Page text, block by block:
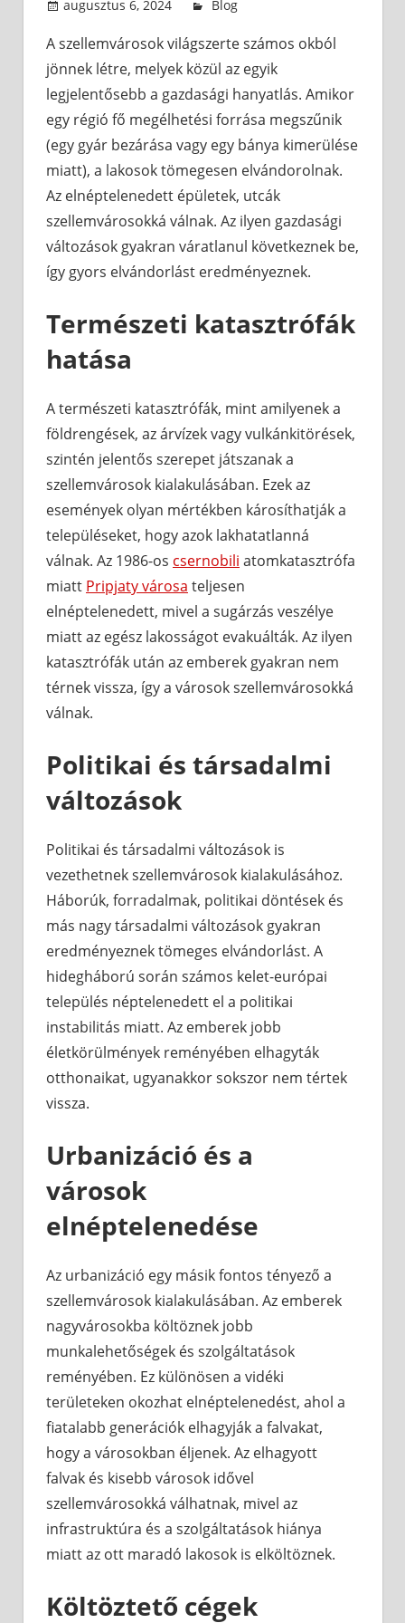
augusztus 6, 2024 admin
Blog
A szellemvárosok világszerte számos okból
jönnek létre, melyek közül az egyik
legjelentősebb a gazdasági hanyatlás. Amikor
egy régió fő megélhetési forrása megszűnik
(egy gyár bezárása vagy egy bánya kimerülése
miatt), a lakosok tömegesen elvándorolnak.
Az elnéptelenedett épületek, utcák
szellemvárosokká válnak. Az ilyen gazdasági
változások gyakran váratlanul következnek be,
így gyors elvándorlást eredményeznek.
Természeti katasztrófák
hatása
A természeti katasztrófák, mint amilyenek a
földrengések, az árvízek vagy vulkánkitörések,
szintén jelentős szerepet játszanak a
szellemvárosok kialakulásában. Ezek az
események olyan mértékben károsíthatják a
településeket, hogy azok lakhatatlanná
válnak. Az 1986-os csernobili atomkatasztrófa
miatt Pripjaty városa teljesen
elnéptelenedett, mivel a sugárzás veszélye
miatt az egész lakosságot evakuálták. Az ilyen
katasztrófák után az emberek gyakran nem
térnek vissza, így a városok szellemvárosokká
válnak.
Politikai és társadalmi
változások
Politikai és társadalmi változások is
vezethetnek szellemvárosok kialakulásához.
Háborúk, forradalmak, politikai döntések és
más nagy társadalmi változások gyakran
eredményeznek tömeges elvándorlást. A
hidegháború során számos kelet-európai
település néptelenedett el a politikai
instabilitás miatt. Az emberek jobb
életkörülmények reményében elhagyták
otthonaikat, ugyanakkor sokszor nem tértek
vissza.
Urbanizáció és a
városok
elnéptelenedése
Az urbanizáció egy másik fontos tényező a
szellemvárosok kialakulásában. Az emberek
nagyvárosokba költöznek jobb
munkalehetőségek és szolgáltatások
reményében. Ez különösen a vidéki
területeken okozhat elnéptelenedést, ahol a
fiatalabb generációk elhagyják a falvakat,
hogy a városokban éljenek. Az elhagyott
falvak és kisebb városok idővel
szellemvárosokká válhatnak, mivel az
infrastruktúra és a szolgáltatások hiánya
miatt az ott maradó lakosok is elköltöznek.
Költöztető cégek